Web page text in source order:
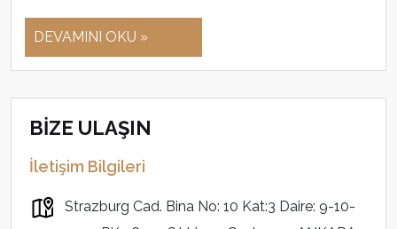
DEVAMINI OKU »
BİZE ULAŞIN
İletişim Bilgileri
Strazburg Cad. Bina No: 10 Kat:3 Daire: 9-10-